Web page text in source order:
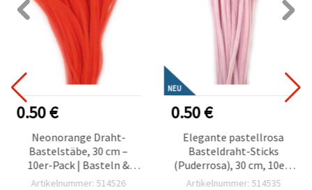
0.50 €
Neonorange Draht-
Bastelstäbe, 30 cm –
10er-Pack | Basteln &
Dekoration
Artikelnummer: 514526
NEU
0.50 €
Elegante pastellrosa
Basteldraht-Sticks
(Puderrosa), 30 cm, 10er-
Pack – ideal für filigranes
Artikelnummer: 514535